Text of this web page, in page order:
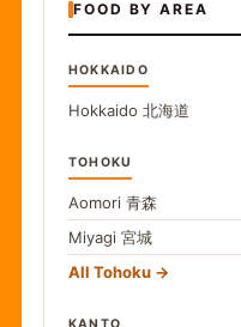
FOOD BY AREA
HOKKAIDO
Hokkaido 北海道
TOHOKU
Aomori 青森
Miyagi 宮城
All Tohoku